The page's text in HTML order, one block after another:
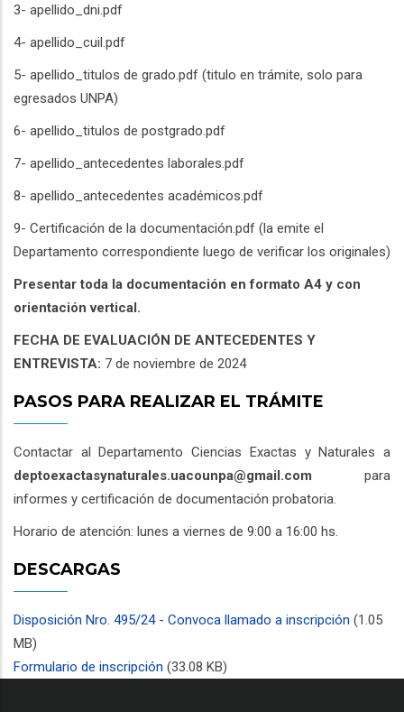
3- apellido_dni.pdf
4- apellido_cuil.pdf
5- apellido_titulos de grado.pdf (titulo en trámite, solo para
egresados UNPA)
6- apellido_titulos de postgrado.pdf
7- apellido_antecedentes laborales.pdf
8- apellido_antecedentes académicos.pdf
9- Certificación de la documentación.pdf (la emite el
Departamento correspondiente luego de verificar los originales)
Presentar toda la documentación en formato A4 y con
orientación vertical.
FECHA DE EVALUACIÓN DE ANTECEDENTES Y
ENTREVISTA: 7 de noviembre de 2024
PASOS PARA REALIZAR EL TRÁMITE
Contactar al Departamento Ciencias Exactas y Naturales a
deptoexactasynaturales.uacounpa@gmail.com para
informes y certificación de documentación probatoria.
Horario de atención: lunes a viernes de 9:00 a 16:00 hs.
DESCARGAS
Disposición Nro. 495/24 - Convoca llamado a inscripción (1.05
MB)
Formulario de inscripción (33.08 KB)